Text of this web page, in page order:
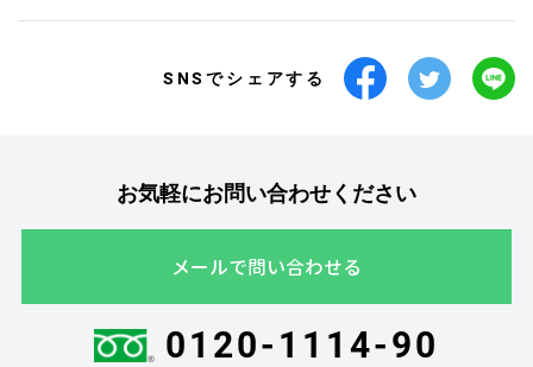
SNSでシェアする
お気軽にお問い合わせください
メールで問い合わせる
0120-1114-90